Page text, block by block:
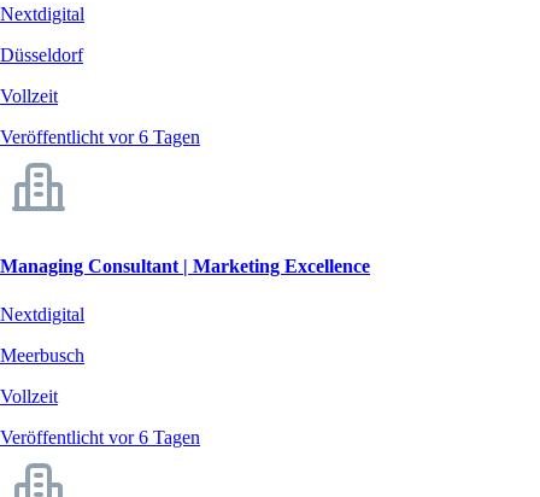
Nextdigital
Düsseldorf
Vollzeit
Veröffentlicht vor 6 Tagen
Managing Consultant | Marketing Excellence
Nextdigital
Meerbusch
Vollzeit
Veröffentlicht vor 6 Tagen